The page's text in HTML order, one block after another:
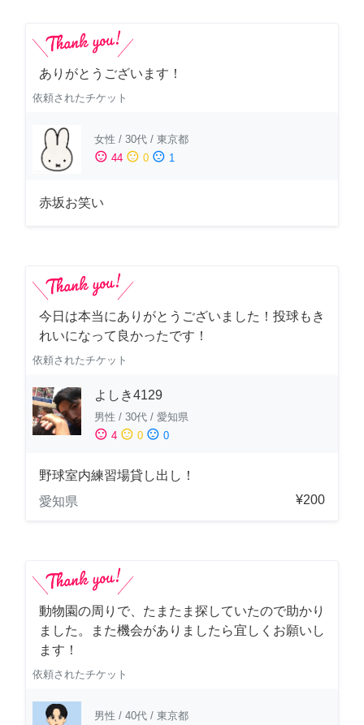
ありがとうございます！
依頼されたチケット
女性 / 30代 / 東京都
sentiment_satisfied 44 sentiment_neutral 0 sentiment_dissatisfied 1
赤坂お笑い
今日は本当にありがとうございました！投球もき
れいになって良かったです！
依頼されたチケット
よしき4129
男性 / 30代 / 愛知県
sentiment_satisfied 4 sentiment_neutral 0 sentiment_dissatisfied 0
野球室内練習場貸し出し！
愛知県
¥200
動物園の周りで、たまたま探していたので助かり
ました。また機会がありましたら宜しくお願いし
ます！
依頼されたチケット
男性 / 40代 / 東京都